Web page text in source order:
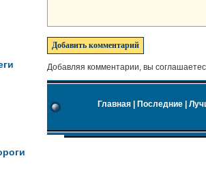
Добавляя комментарии, вы
Главная Последние